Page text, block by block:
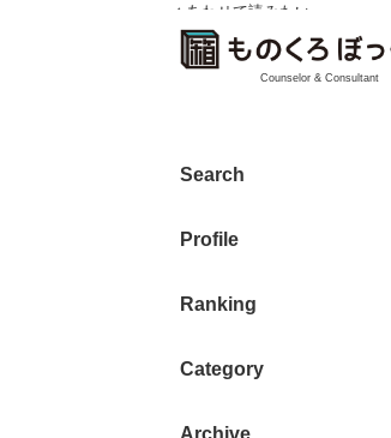
Counselor & Consultant
Search
Profile
Ranking
Category
Archive
VW ゴルフ
バルブ交換
者
✓ あわせて読みたい